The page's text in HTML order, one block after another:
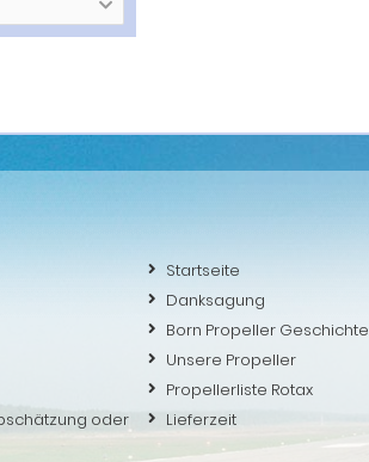
Startseite
Danksagung
Born Propeller Geschichte
Unsere Propeller
Propellerliste Rotax
oder
Lieferzeit